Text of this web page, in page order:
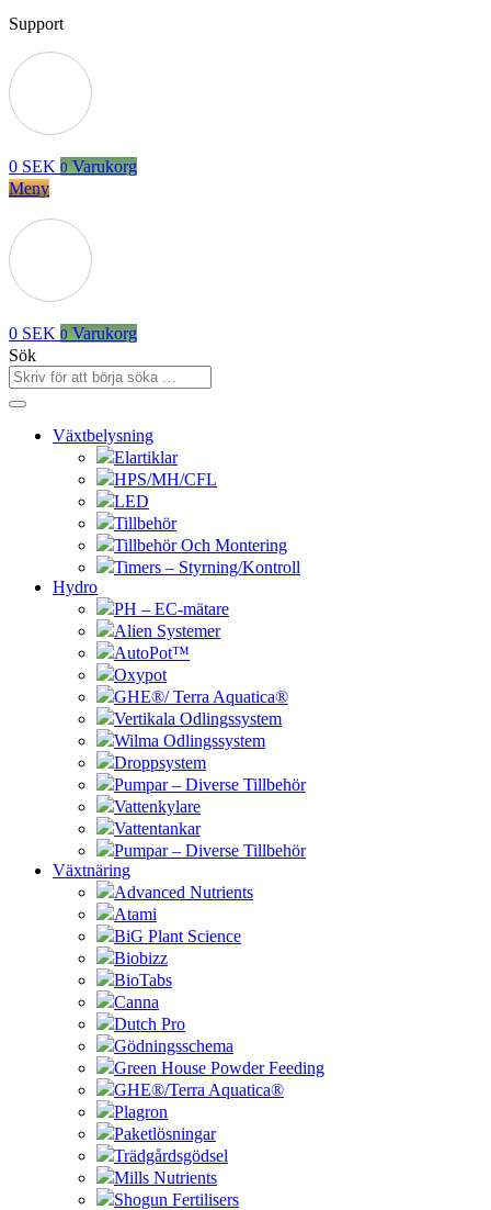
Support
0 SEK 0 Varukorg
Meny
0 SEK 0 Varukorg
Sök
Växtbelysning
Elartiklar
HPS/MH/CFL
LED
Tillbehör
Tillbehör Och Montering
Timers – Styrning/Kontroll
Hydro
PH – EC-mätare
Alien Systemer
AutoPot™
Oxypot
GHE®/ Terra Aquatica®
Vertikala Odlingssystem
Wilma Odlingssystem
Droppsystem
Pumpar – Diverse Tillbehör
Vattenkylare
Vattentankar
Pumpar – Diverse Tillbehör
Växtnäring
Advanced Nutrients
Atami
BiG Plant Science
Biobizz
BioTabs
Canna
Dutch Pro
Gödningsschema
Green House Powder Feeding
GHE®/Terra Aquatica®
Plagron
Paketlösningar
Trädgårdsgödsel
Mills Nutrients
Shogun Fertilisers